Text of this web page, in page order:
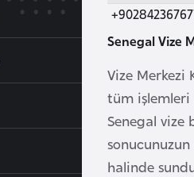
Senegal Vize
Vize Merkezi
tüm işlemleri
Senegal vize
halinde